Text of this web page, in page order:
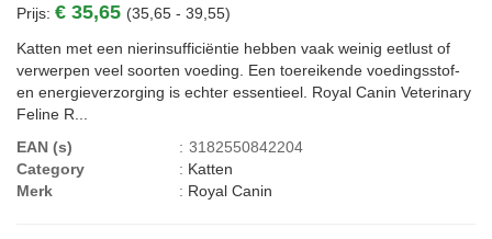
Prijs: € 35,65 (35,65 - 39,55)
Katten met een nierinsufficiëntie hebben vaak weinig eetlust of
verwerpen veel soorten voeding. Een toereikende voedingsstof-
en energieverzorging is echter essentieel. Royal Canin Veterinary
Feline R...
EAN (s)
: 3182550842204
Category
: Katten
Merk
: Royal Canin